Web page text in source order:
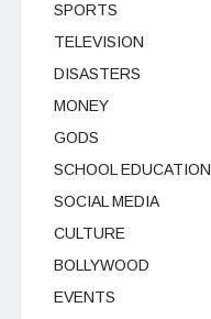
SPORTS
TELEVISION
DISASTERS
MONEY
GODS
SCHOOL EDUCATION
SOCIAL MEDIA
CULTURE
BOLLYWOOD
EVENTS